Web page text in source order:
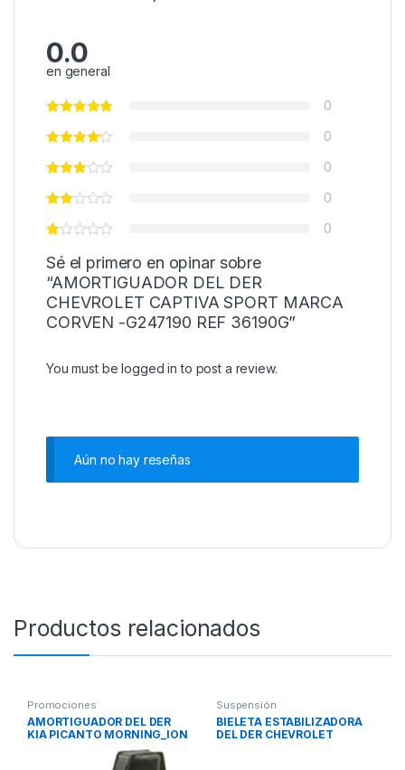
0.0
en general
0
0
0
0
0
Sé el primero en opinar sobre
“AMORTIGUADOR DEL DER
CHEVROLET CAPTIVA SPORT MARCA
CORVEN -G247190 REF 36190G”
You must belogged in to post a review.
Aún no hay reseñas
Productos relacionados
Promociones
AMORTIGUADOR DEL DER
KIA PICANTO MORNING_ION
12_ CORVEN REF 34801G
Suspensión
BIELETA ESTABILIZADORA
DEL DER CHEVROLET